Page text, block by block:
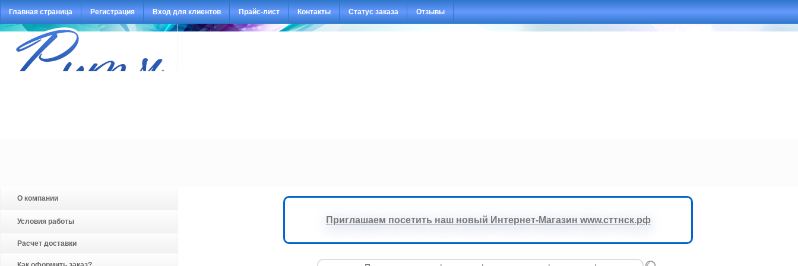
Главная страница Регистрация Вход для клиентов Прайс-лист Контакты Статус заказа Отзывы
О компании
Условия работы
Расчет доставки
Приглашаем посетить наш новый Интернет-Магазин www.сттнск.рф